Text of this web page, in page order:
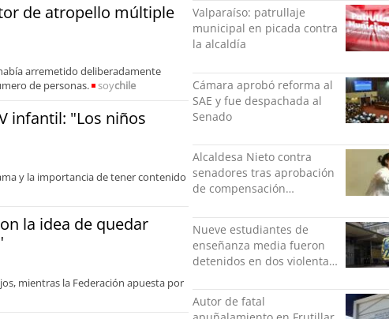
de atropello múltiple
arremetido deliberadamente
de personas.
soychile
infantil: "Los niños
y la importancia de tener contenido
la idea de quedar
mientras la Federación apuesta por
Valparaíso: patrullaje
municipal en picada contra
la alcaldía
Cámara aprobó reforma al
SAE y fue despachada al
Senado
Alcaldesa Nieto contra
senadores tras aprobación
de compensación
indolente"
Nueve estudiantes de
enseñanza media fueron
detenidos en dos violentas
Autor de fatal